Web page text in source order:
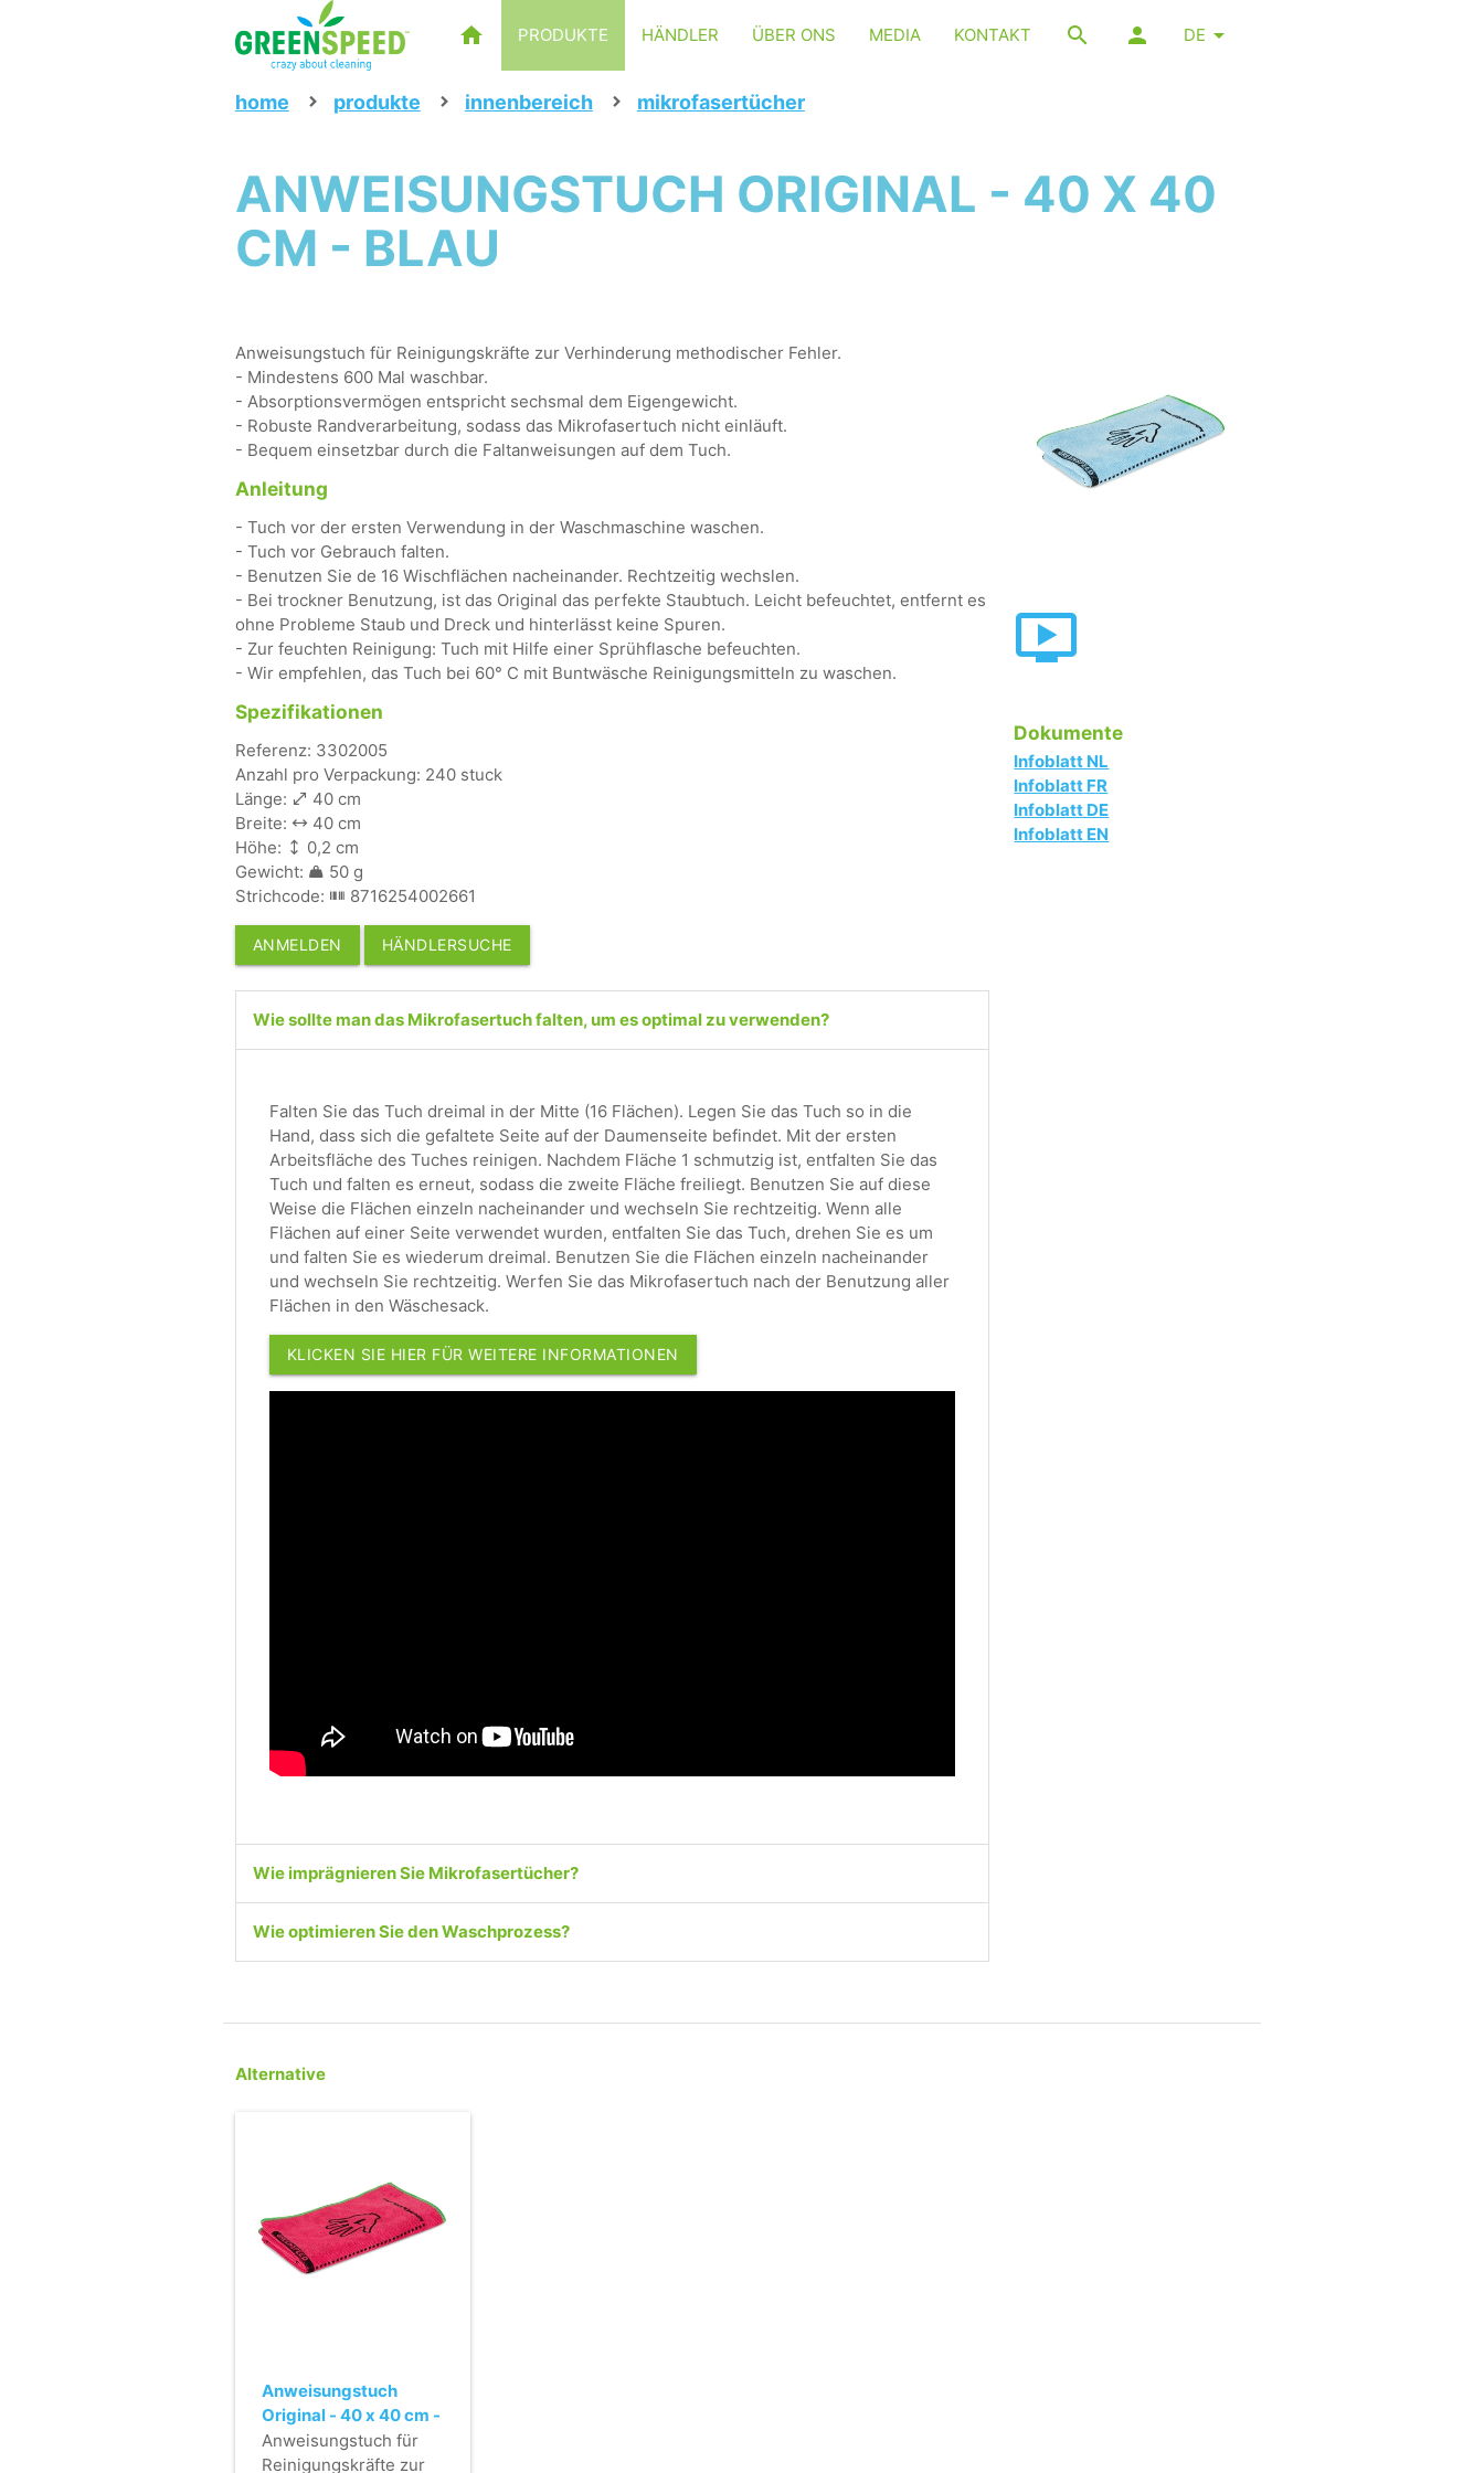
DE
PRODUKTE HÄNDLER ÜBER ONS MEDIA KONTAKT
home produkte innenbereich mikrofasertücher
ANWEISUNGSTUCH ORIGINAL - 40 X 40
CM - BLAU
Dokumente
Infoblatt NL
Infoblatt FR
Infoblatt DE
Infoblatt EN
Anweisungstuch für Reinigungskräfte zur Verhinderung methodischer Fehler.
- Mindestens 600 Mal waschbar.
- Absorptionsvermögen entspricht sechsmal dem Eigengewicht.
- Robuste Randverarbeitung, sodass das Mikrofasertuch nicht einläuft.
- Bequem einsetzbar durch die Faltanweisungen auf dem Tuch.
Anleitung
- Tuch vor der ersten Verwendung in der Waschmaschine waschen.
- Tuch vor Gebrauch falten.
- Benutzen Sie de 16 Wischflächen nacheinander. Rechtzeitig wechslen.
- Bei trockner Benutzung, ist das Original das perfekte Staubtuch. Leicht befeuchtet, entfernt es
ohne Probleme Staub und Dreck und hinterlässt keine Spuren.
- Zur feuchten Reinigung: Tuch mit Hilfe einer Sprühflasche befeuchten.
- Wir empfehlen, das Tuch bei 60° C mit Buntwäsche Reinigungsmitteln zu waschen.
Spezifikationen
Referenz: 3302005
Anzahl pro Verpackung: 240 stuck
Länge:
40 cm
Breite:
40 cm
Höhe:
0,2 cm
Gewicht:
50 g
Strichcode:
8716254002661
ANMELDEN HÄNDLERSUCHE
Wie sollte man das Mikrofasertuch falten, um es optimal zu verwenden?
Falten Sie das Tuch dreimal in der Mitte (16 Flächen). Legen Sie das Tuch so in die
Hand, dass sich die gefaltete Seite auf der Daumenseite befindet. Mit der ersten
Arbeitsfläche des Tuches reinigen. Nachdem Fläche 1 schmutzig ist, entfalten Sie das
Tuch und falten es erneut, sodass die zweite Fläche freiliegt. Benutzen Sie auf diese
Weise die Flächen einzeln nacheinander und wechseln Sie rechtzeitig. Wenn alle
Flächen auf einer Seite verwendet wurden, entfalten Sie das Tuch, drehen Sie es um
und falten Sie es wiederum dreimal. Benutzen Sie die Flächen einzeln nacheinander
und wechseln Sie rechtzeitig. Werfen Sie das Mikrofasertuch nach der Benutzung aller
Flächen in den Wäschesack.
KLICKEN SIE HIER FÜR WEITERE INFORMATIONEN
Wie imprägnieren Sie Mikrofasertücher?
Wie optimieren Sie den Waschprozess?
Alternative
Anweisungstuch
Original - 40 x 40 cm -
rot
Anweisungstuch für
Reinigungskräfte zur